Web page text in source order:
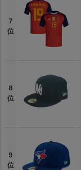
7
位
8
位
9
位